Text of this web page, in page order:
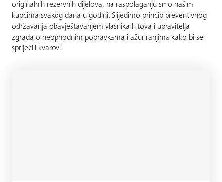
originalnih rezervnih dijelova, na raspolaganju smo našim
kupcima svakog dana u godini. Slijedimo princip preventivnog
održavanja obavještavanjem vlasnika liftova i upravitelja
zgrada o neophodnim popravkama i ažuriranjima kako bi se
spriječili kvarovi.